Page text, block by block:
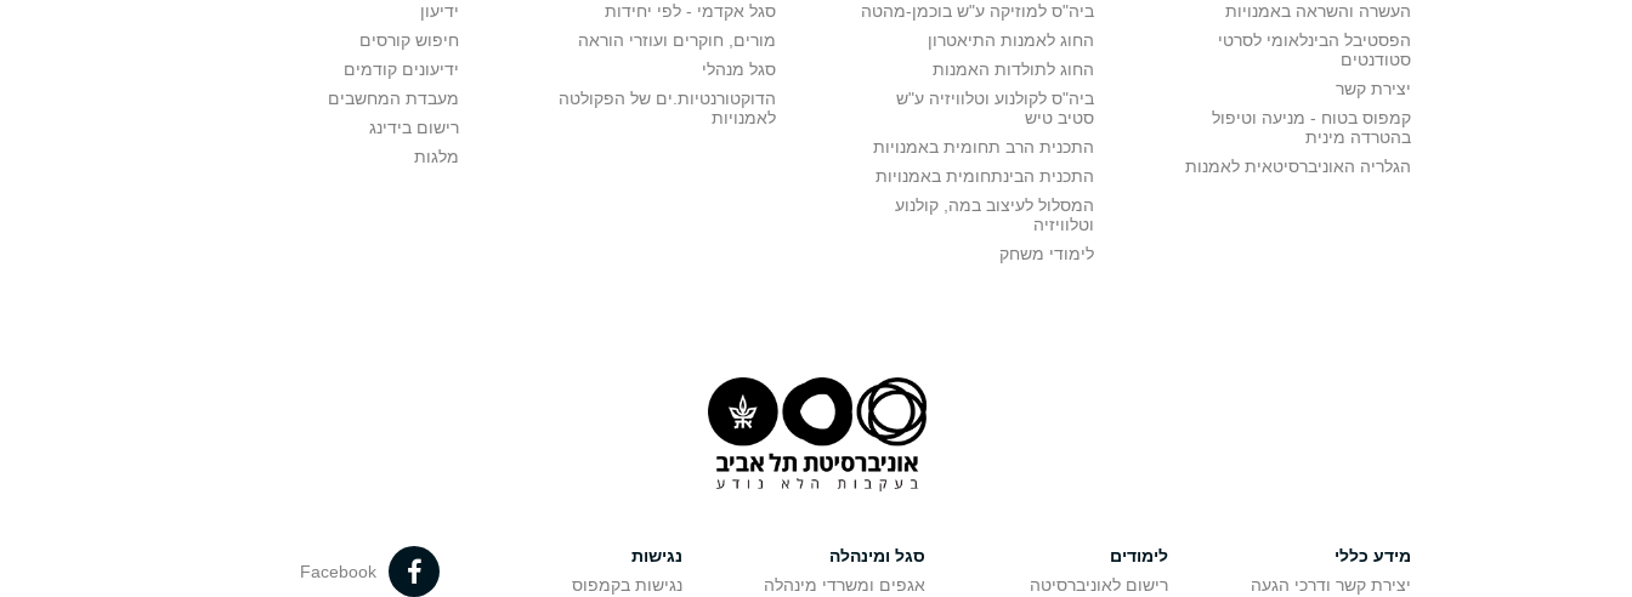
העשרה והשראה באמנויות
הפסטיבל הבינלאומי לסרטי
סטודנטים
יצירת קשר
קמפוס בטוח - מניעה וטיפול
בהטרדה מינית
הגלריה האוניברסיטאית לאמנות
ביה"ס למוזיקה ע"ש בוכמן-מהטה
החוג לאמנות התיאטרון
החוג לתולדות האמנות
ביה"ס לקולנוע וטלוויזיה ע"ש
סטיב טיש
התכנית הרב תחומית באמנויות
התכנית הבינתחומית באמנויות
המסלול לעיצוב במה, קולנוע
וטלוויזיה
לימודי משחק
סגל אקדמי - לפי יחידות
מורים, חוקרים ועוזרי הוראה
סגל מנהלי
הדוקטורנטיות.ים של הפקולטה
לאמנויות
ידיעון
חיפוש קורסים
ידיעונים קודמים
מעבדת המחשבים
רישום בידינג
מלגות
מידע כללי
יצירת קשר ודרכי הגעה
לימודים
רישום לאוניברסיטה
סגל ומינהלה
אגפים ומשרדי מינהלה
נגישות
נגישות בקמפוס
Facebook